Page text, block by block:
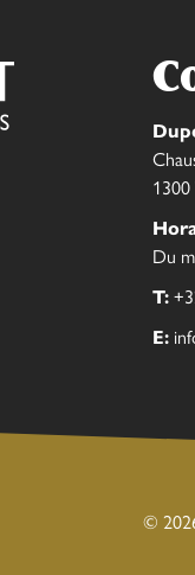
1300
Du
T:
E:
©